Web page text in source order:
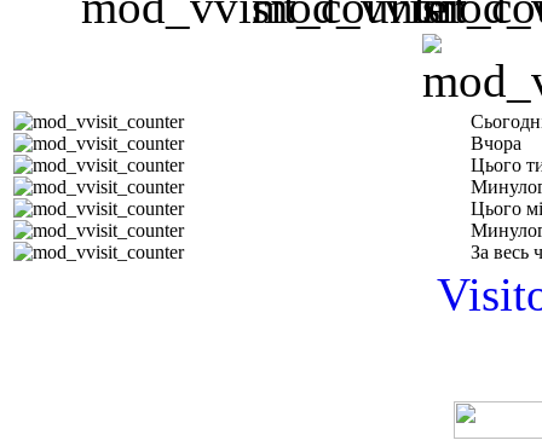
Вчора
Цього
Цього
За весь